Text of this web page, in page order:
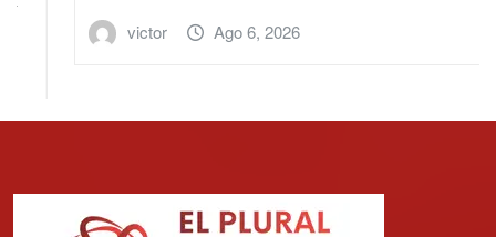
victor Ago 6, 2026